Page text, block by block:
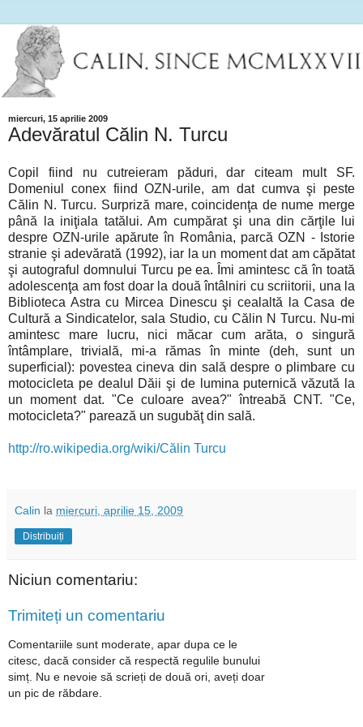
miercuri, 15 aprilie 2009
Adevăratul Călin N. Turcu
Copil fiind nu cutreieram păduri, dar citeam mult SF.
Domeniul conex fiind OZN-urile, am dat cumva şi peste
Călin N. Turcu. Surpriză mare, coincidenţa de nume merge
până la iniţiala tatălui. Am cumpărat şi una din cărţile lui
despre OZN-urile apărute în România, parcă OZN - Istorie
stranie şi adevărată (1992), iar la un moment dat am căpătat
şi autograful domnului Turcu pe ea. Îmi amintesc că în toată
adolescenţa am fost doar la două întâlniri cu scriitorii, una la
Biblioteca Astra cu Mircea Dinescu şi cealaltă la Casa de
Cultură a Sindicatelor, sala Studio, cu Călin N Turcu. Nu-mi
amintesc mare lucru, nici măcar cum arăta, o singură
întâmplare, trivială, mi-a rămas în minte (deh, sunt un
superficial): povestea cineva din sală despre o plimbare cu
motocicleta pe dealul Dăii şi de lumina puternică văzută la
un moment dat. "Ce culoare avea?" întreabă CNT. "Ce,
motocicleta?" parează un sugubăţ din sală.
http://ro.wikipedia.org/wiki/Călin Turcu
Calin la miercuri, aprilie 15, 2009
Distribuiți
Niciun comentariu:
Trimiteți un comentariu
Comentariile sunt moderate, apar dupa ce le
citesc, dacă consider că respectă regulile bunului
simț. Nu e nevoie să scrieți de două ori, aveți doar
un pic de răbdare.